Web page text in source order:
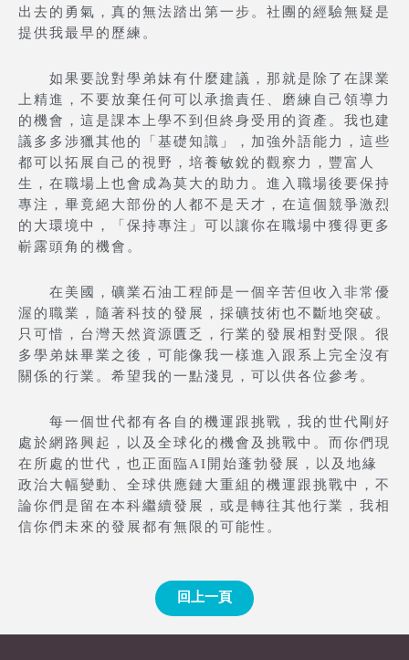
出去的勇氣，真的無法踏出第一步。社團的經驗無疑是
提供我最早的歷練。
如果要說對學弟妹有什麼建議，那就是除了在課業
上精進，不要放棄任何可以承擔責任、磨練自己領導力
的機會，這是課本上學不到但終身受用的資產。我也建
議多多涉獵其他的「基礎知識」，加強外語能力，這些
都可以拓展自己的視野，培養敏銳的觀察力，豐富人
生，在職場上也會成為莫大的助力。進入職場後要保持
專注，畢竟絕大部份的人都不是天才，在這個競爭激烈
的大環境中，「保持專注」可以讓你在職場中獲得更多
嶄露頭角的機會。
在美國，礦業石油工程師是一個辛苦但收入非常優
渥的職業，隨著科技的發展，採礦技術也不斷地突破。
只可惜，台灣天然資源匱乏，行業的發展相對受限。很
多學弟妹畢業之後，可能像我一樣進入跟系上完全沒有
關係的行業。希望我的一點淺見，可以供各位參考。
每一個世代都有各自的機運跟挑戰，我的世代剛好
處於網路興起，以及全球化的機會及挑戰中。而你們現
在所處的世代，也正面臨AI開始蓬勃發展，以及地緣
政治大幅變動、全球供應鏈大重組的機運跟挑戰中，不
論你們是留在本科繼續發展，或是轉往其他行業，我相
信你們未來的發展都有無限的可能性。
回上一頁